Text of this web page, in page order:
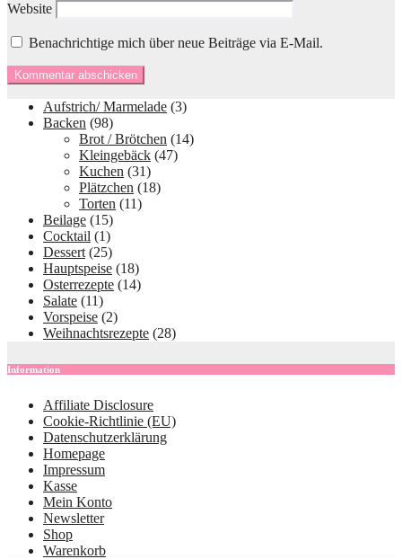
Website
Benachrichtige mich über neue Beiträge via E-Mail.
Aufstrich/ Marmelade (3)
Backen (98)
Brot / Brötchen (14)
Kleingebäck (47)
Kuchen (31)
Plätzchen (18)
Torten (11)
Beilage (15)
Cocktail (1)
Dessert (25)
Hauptspeise (18)
Osterrezepte (14)
Salate (11)
Vorspeise (2)
Weihnachtsrezepte (28)
Information
Affiliate Disclosure
Cookie-Richtlinie (EU)
Datenschutzerklärung
Homepage
Impressum
Kasse
Mein Konto
Newsletter
Shop
Warenkorb